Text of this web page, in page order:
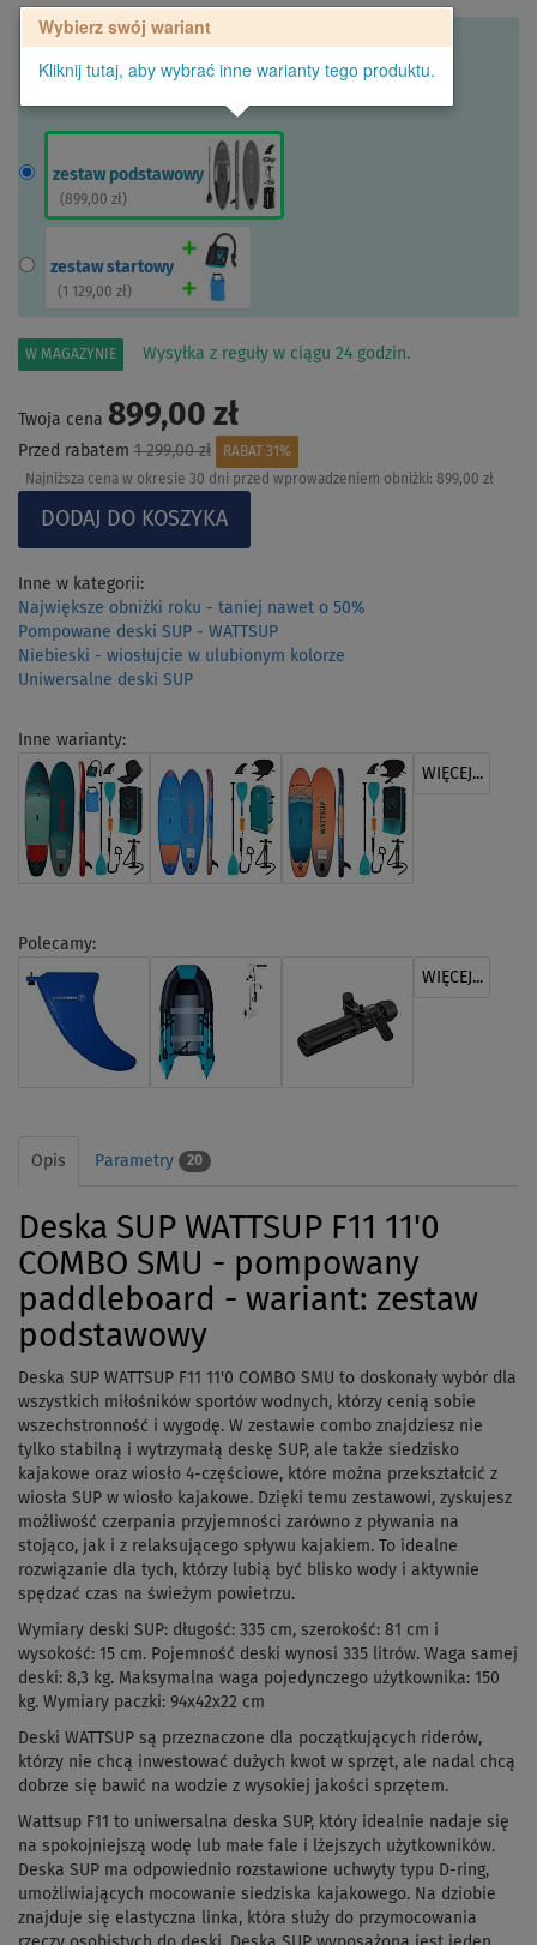
Wybierz swój wariant
Kliknij tutaj, aby wybrać inne warianty tego produktu.
zestaw podstawowy
( 899,00 zł)
zestaw startowy
( 1 129,00 zł)
W MAGAZYNIE Wysyłka z reguły w ciągu 24 godzin.
Twoja cena 899,00 zł
Przed rabatem 1 299,00 zł
RABAT 31%
Najniższa cena w okresie 30 dni przed wprowadzeniem obniżki: 899,00 zł
Inne w kategorii:
Największe obniżki roku - taniej nawet o 50%
Pompowane deski SUP - WATTSUP
Niebieski - wiosłujcie w ulubionym kolorze
Uniwersalne deski SUP
Inne warianty:
WIĘCEJ...
Polecamy:
WIĘCEJ...
Opis Parametry 20
Deska SUP WATTSUP F11 11'0
COMBO SMU - pompowany
paddleboard - wariant: zestaw
podstawowy
Deska SUP WATTSUP F11 11'0 COMBO SMU to doskonały wybór dla
wszystkich miłośników sportów wodnych, którzy cenią sobie
wszechstronność i wygodę. W zestawie combo znajdziesz nie
tylko stabilną i wytrzymałą deskę SUP, ale także siedzisko
kajakowe oraz wiosło 4-częściowe, które można przekształcić z
wiosła SUP w wiosło kajakowe. Dzięki temu zestawowi, zyskujesz
możliwość czerpania przyjemności zarówno z pływania na
stojąco, jak i z relaksującego spływu kajakiem. To idealne
rozwiązanie dla tych, którzy lubią być blisko wody i aktywnie
spędzać czas na świeżym powietrzu.
Wymiary deski SUP: długość: 335 cm, szerokość: 81 cm i
wysokość: 15 cm. Pojemność deski wynosi 335 litrów. Waga samej
deski: 8,3 kg. Maksymalna waga pojedynczego użytkownika: 150
kg. Wymiary paczki: 94x42x22 cm
Deski WATTSUP są przeznaczone dla początkujących riderów,
którzy nie chcą inwestować dużych kwot w sprzęt, ale nadal chcą
dobrze się bawić na wodzie z wysokiej jakości sprzętem.
Wattsup F11 to uniwersalna deska SUP, który idealnie nadaje się
na spokojniejszą wodę lub małe fale i lżejszych użytkowników.
Deska SUP ma odpowiednio rozstawione uchwyty typu D-ring,
umożliwiających mocowanie siedziska kajakowego. Na dziobie
znajduje się elastyczna linka, która służy do przymocowania